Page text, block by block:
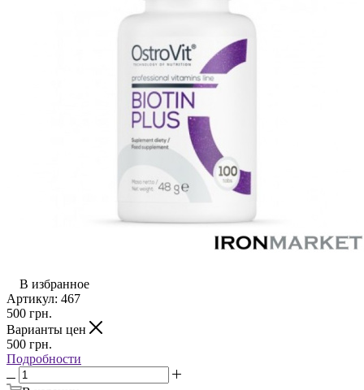
В избранное
Артикул: 467
500 грн.
Варианты цен
500 грн.
Подробности